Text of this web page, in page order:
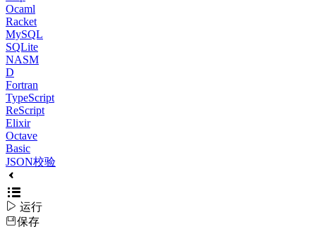
Ocaml
Racket
MySQL
SQLite
NASM
D
Fortran
TypeScript
ReScript
Elixir
Octave
Basic
JSON校验
 运行
保存